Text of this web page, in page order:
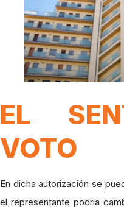
EL
VOTO
En dicha autorización se
el representante podría